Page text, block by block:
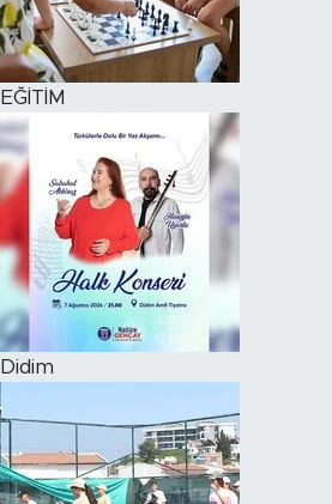
EĞİTİM
Didim